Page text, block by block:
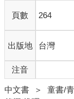
從瀏海的縫隙間可窺
「一個被父母逼迫
音樂相關的新聞，馬
「我自知沒有音樂
音樂，也請他們不
愛、大人的面子、
他們不允許我用普
在此道歉，對不起。
「原來連你家都是這
頁數 264
出版地 台灣
注音
中文書 ＞ 童書/